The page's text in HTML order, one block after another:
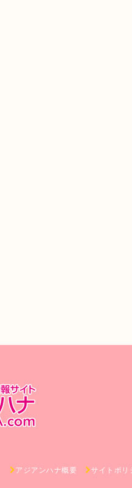
アジアンハナ概要 サイトポリ